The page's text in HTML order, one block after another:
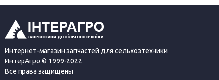
Интернет-магазин запчастей для сельхозтехники
ИнтерАгро © 1999-2022
Все права защищены